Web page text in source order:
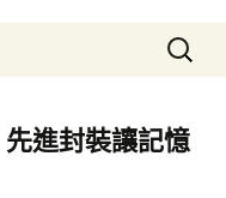
搜
尋
鍵
字:
進封裝讓記憶